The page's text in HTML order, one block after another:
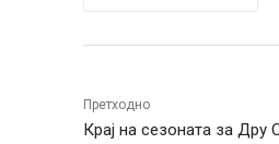
Претходно
Крај на сезоната за Дру